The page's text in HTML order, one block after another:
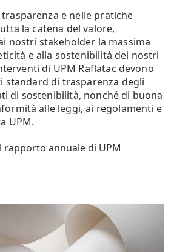
e nelle pratiche
la catena del valore,
nostri stakeholder la massima
e alla sostenibilità dei nostri
di UPM Raflatac devono
standard di trasparenza degli
di sostenibilità, nonché di buona
alle leggi, ai regolamenti e
UPM.
rapporto annuale di UPM